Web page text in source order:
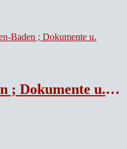
u. Schriften.